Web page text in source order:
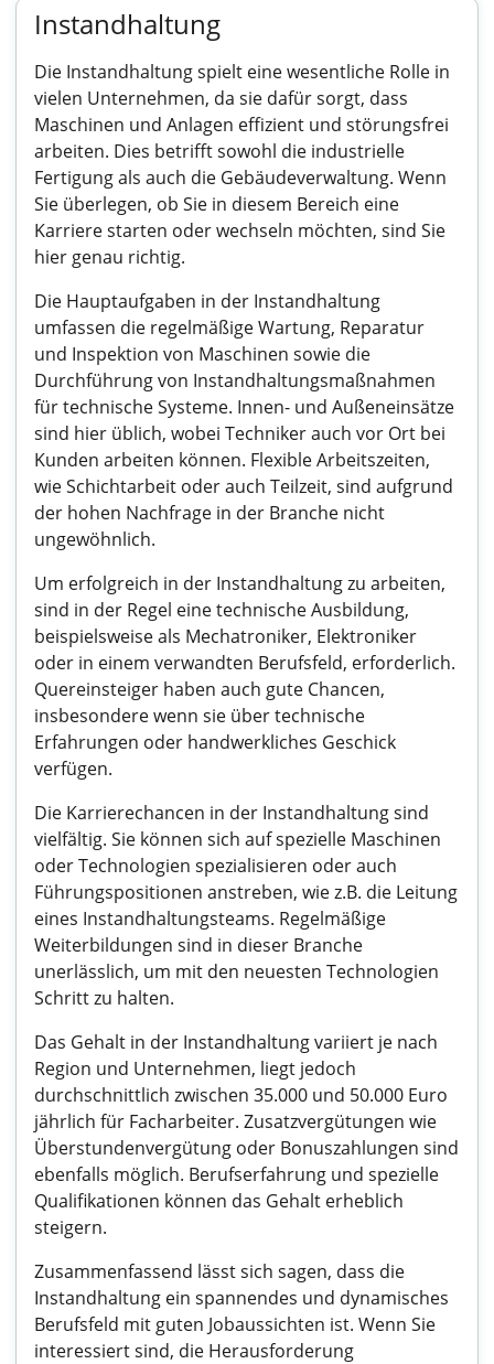
Instandhaltung
Die Instandhaltung spielt eine wesentliche Rolle in
vielen Unternehmen, da sie dafür sorgt, dass
Maschinen und Anlagen effizient und störungsfrei
arbeiten. Dies betrifft sowohl die industrielle
Fertigung als auch die Gebäudeverwaltung. Wenn
Sie überlegen, ob Sie in diesem Bereich eine
Karriere starten oder wechseln möchten, sind Sie
hier genau richtig.
Die Hauptaufgaben in der Instandhaltung
umfassen die regelmäßige Wartung, Reparatur
und Inspektion von Maschinen sowie die
Durchführung von Instandhaltungsmaßnahmen
für technische Systeme. Innen- und Außeneinsätze
sind hier üblich, wobei Techniker auch vor Ort bei
Kunden arbeiten können. Flexible Arbeitszeiten,
wie Schichtarbeit oder auch Teilzeit, sind aufgrund
der hohen Nachfrage in der Branche nicht
ungewöhnlich.
Um erfolgreich in der Instandhaltung zu arbeiten,
sind in der Regel eine technische Ausbildung,
beispielsweise als Mechatroniker, Elektroniker
oder in einem verwandten Berufsfeld, erforderlich.
Quereinsteiger haben auch gute Chancen,
insbesondere wenn sie über technische
Erfahrungen oder handwerkliches Geschick
verfügen.
Die Karrierechancen in der Instandhaltung sind
vielfältig. Sie können sich auf spezielle Maschinen
oder Technologien spezialisieren oder auch
Führungspositionen anstreben, wie z.B. die Leitung
eines Instandhaltungsteams. Regelmäßige
Weiterbildungen sind in dieser Branche
unerlässlich, um mit den neuesten Technologien
Schritt zu halten.
Das Gehalt in der Instandhaltung variiert je nach
Region und Unternehmen, liegt jedoch
durchschnittlich zwischen 35.000 und 50.000 Euro
jährlich für Facharbeiter. Zusatzvergütungen wie
Überstundenvergütung oder Bonuszahlungen sind
ebenfalls möglich. Berufserfahrung und spezielle
Qualifikationen können das Gehalt erheblich
steigern.
Zusammenfassend lässt sich sagen, dass die
Instandhaltung ein spannendes und dynamisches
Berufsfeld mit guten Jobaussichten ist. Wenn Sie
interessiert sind, die Herausforderung